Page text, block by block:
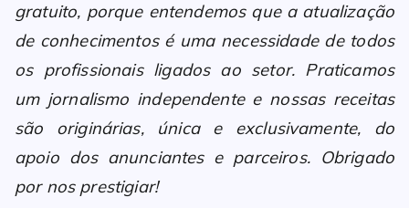
gratuito, porque entendemos que a atualização
de conhecimentos é uma necessidade de todos
os profissionais ligados ao setor. Praticamos
um jornalismo independente e nossas receitas
são originárias, única e exclusivamente, do
apoio dos anunciantes e parceiros. Obrigado
por nos prestigiar!